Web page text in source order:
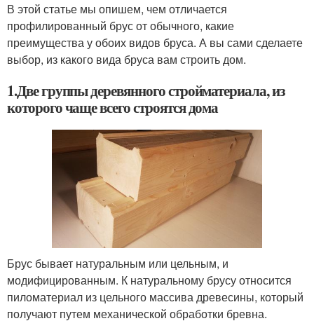
В этой статье мы опишем, чем отличается
профилированный брус от обычного, какие
преимущества у обоих видов бруса. А вы сами сделаете
выбор, из какого вида бруса вам строить дом.
1.Две группы деревянного стройматериала, из
которого чаще всего строятся дома
Брус бывает натуральным или цельным, и
модифицированным. К натуральному брусу относится
пиломатериал из цельного массива древесины, который
получают путем механической обработки бревна.